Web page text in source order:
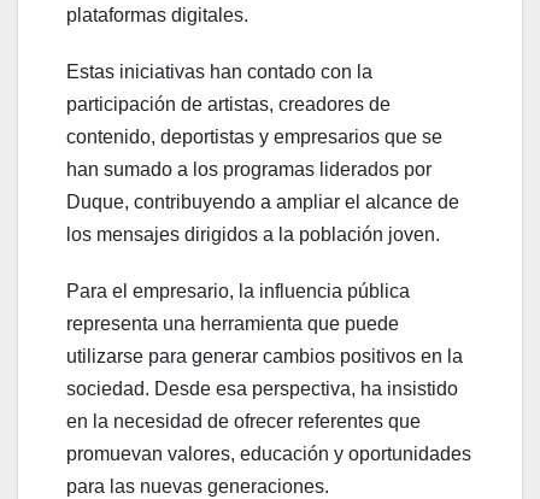
plataformas digitales.
Estas iniciativas han contado con la
participación de artistas, creadores de
contenido, deportistas y empresarios que se
han sumado a los programas liderados por
Duque, contribuyendo a ampliar el alcance de
los mensajes dirigidos a la población joven.
Para el empresario, la influencia pública
representa una herramienta que puede
utilizarse para generar cambios positivos en la
sociedad. Desde esa perspectiva, ha insistido
en la necesidad de ofrecer referentes que
promuevan valores, educación y oportunidades
para las nuevas generaciones.